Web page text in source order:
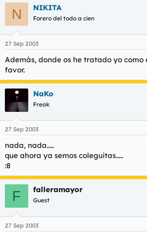
N NIKITA
Forero del todo a cien
27 Sep 2003
Además, donde os he tratado yo como
favor.
NaKo
Freak
27 Sep 2003
nada, nada.....
que ahora ya semos coleguitas.....
:8
F falleramayor
Guest
27 Sep 2003